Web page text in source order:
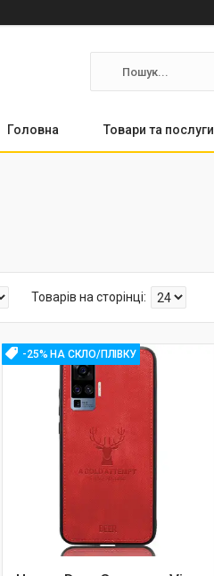
Головна Товари та послуги
-25% НА СКЛО/ПЛІВКУ